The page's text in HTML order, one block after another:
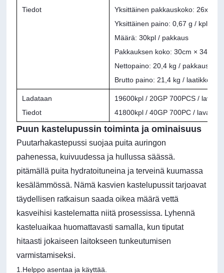
Tiedot
Yksittäinen pakkauskoko:
Yksittäinen paino: 0,67 g / kpl
Määrä: 30kpl / pakkaus
Pakkauksen koko: 30cm × 34cm
Nettopaino: 20,4 kg / pakkaus
Brutto paino: 21,4 kg / laatikko
Ladataan
Tiedot
19600kpl / 20GP 700PCS / lava
41800kpl / 40GP 700PC / lava
Puun kastelupussin toiminta ja ominaisuus
Puutarhakastepussi suojaa puita auringon
pahenessa, kuivuudessa ja hullussa säässä.
pitämällä puita hydratoituneina ja terveinä kuumassa
kesälämmössä. Nämä kasvien kastelupussit tarjoavat
täydellisen ratkaisun saada oikea määrä vettä
kasveihisi kastelematta niitä prosessissa. Lyhennä
kasteluaikaa huomattavasti samalla, kun tiputat
hitaasti jokaiseen laitokseen tunkeutumisen
varmistamiseksi.
1.Helppo asentaa ja käyttää.